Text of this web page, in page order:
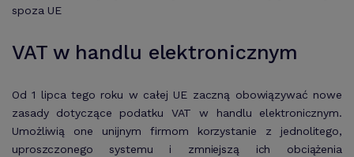
spoza UE
VAT w handlu elektronicznym
Od 1 lipca tego roku w całej UE zaczną obowiązywać nowe
zasady dotyczące podatku VAT w handlu elektronicznym.
Umożliwią one unijnym firmom korzystanie z jednolitego,
uproszczonego systemu i zmniejszą ich obciążenia